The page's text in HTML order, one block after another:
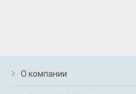
О компании